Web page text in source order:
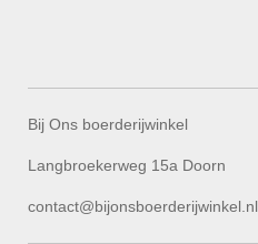
Bij Ons boerderijwinkel
Langbroekerweg 15a Doorn
contact@bijonsboerderijwinkel.nl